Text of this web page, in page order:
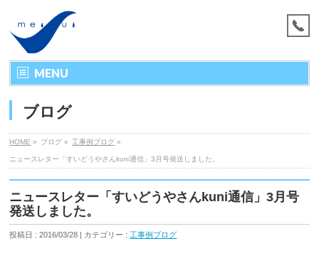
MENU
ブログ
HOME » ブログ » 工事例ブログ »
ニュースレター「すいどうやさんkuni通信」3月号発送しました。
ニュースレター「すいどうやさんkuni通信」3月号
発送しました。
投稿日 : 2016/03/28 | カテゴリー : 工事例ブログ